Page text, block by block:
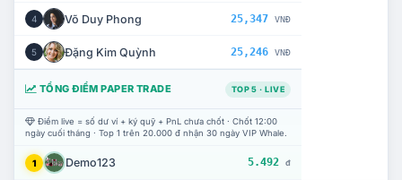
4 Võ Duy Phong 25,347 VNĐ
5 Đặng Kim Quỳnh 25,246 VNĐ
TỔNG ĐIỂM PAPER TRADE TOP 5 · LIVE
Điểm live = số dư ví + ký quỹ + PnL chưa chốt · Chốt 12:00
ngày cuối tháng · Top 1 trên 20.000 đ nhận 30 ngày VIP Whale.
1 Demo123 5.492 đ